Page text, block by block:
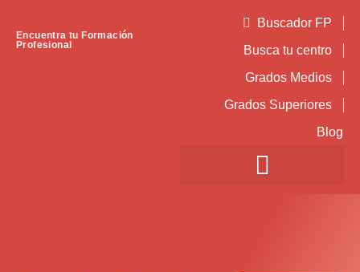
Encuentra tu Formación
Profesional
Buscador FP
Busca tu centro
Grados Medios
Grados Superiores
Blog